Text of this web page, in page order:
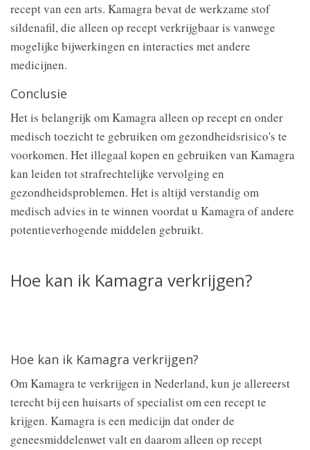
recept van een arts. Kamagra bevat de werkzame stof
sildenafil, die alleen op recept verkrijgbaar is vanwege
mogelijke bijwerkingen en interacties met andere
medicijnen.
Conclusie
Het is belangrijk om Kamagra alleen op recept en onder
medisch toezicht te gebruiken om gezondheidsrisico's te
voorkomen. Het illegaal kopen en gebruiken van Kamagra
kan leiden tot strafrechtelijke vervolging en
gezondheidsproblemen. Het is altijd verstandig om
medisch advies in te winnen voordat u Kamagra of andere
potentieverhogende middelen gebruikt.
Hoe kan ik Kamagra verkrijgen?
Hoe kan ik Kamagra verkrijgen?
Om Kamagra te verkrijgen in Nederland, kun je allereerst
terecht bij een huisarts of specialist om een recept te
krijgen. Kamagra is een medicijn dat onder de
geneesmiddelenwet valt en daarom alleen op recept